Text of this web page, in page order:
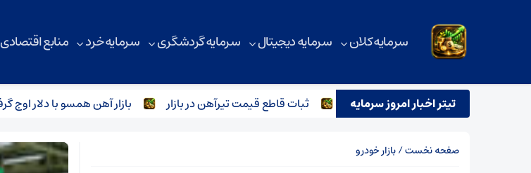
سرمایه کلان سرمایه دیجیتال سرمایه گردشگری سرمایه خرد منابع اقتصادی
تیتر اخبار امروز سرمایه
و تاثیر آن بر بازار آهن آلات ثبات قاطع قیمت تیرآهن در بازار بازار آهن همسو با دلار اوج گرفت
صفحه نخست/بازار خودرو